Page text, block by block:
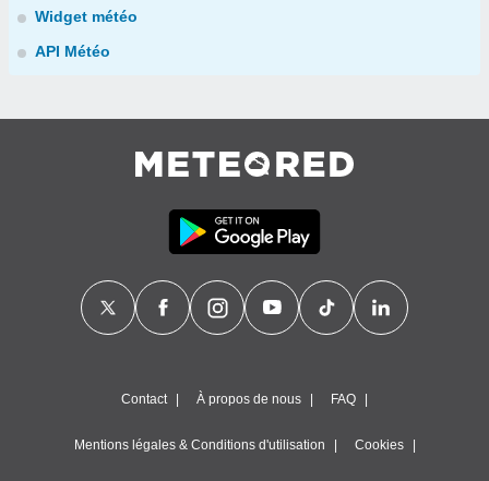
Widget météo
API Météo
Contact À propos de nous FAQ
Mentions légales & Conditions d'utilisation Cookies